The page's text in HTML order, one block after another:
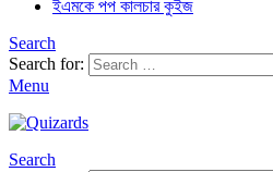
ইএমকে পপ কালচার কুইজ
Search
Search for:
Menu
Search